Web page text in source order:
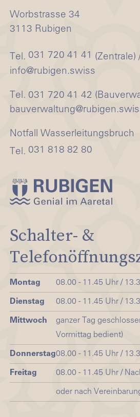
Worbstrasse 34
3113 Rubigen
Tel. 031 720 41 41 (Zentrale)
info@rubigen.swiss
Tel. 031 720 41 42
Notfall Wasserleitungsbruch
Tel. 031 818 82 80
Schalter- &
Montag 08.00 - 11.45 Uhr /
Dienstag 08.00 - 11.45 Uhr /
Mittwoch
ganzer Tag
Vormittag bedient)
Donnerstag08.00 - 11.45 Uhr /
Freitag 08.00 - 11.45 Uhr /
oder nach